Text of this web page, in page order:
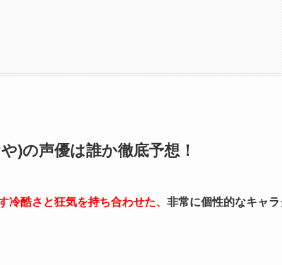
)の声優は誰か徹底予想！
冷酷さと狂気を持ち合わせた、 非常に個性的なキャ